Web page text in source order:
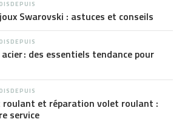
Swarovski : astuces et conseils
: des essentiels tendance pour
roulant et réparation volet roulant :
service